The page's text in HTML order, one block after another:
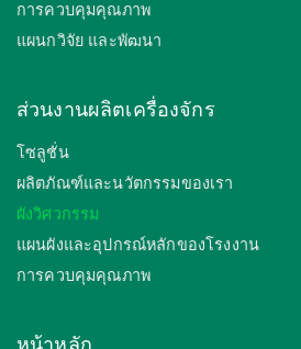
การควบคุมคุณภาพ
แผนกวิจัย และพัฒนา
ส่วนงานผลิตเครื่องจักร
โซลูชั่น
ผลิตภัณฑ์และนวัตกรรมของเรา
ผังวิศวกรรม
แผนผังและอุปกรณ์หลักของโรงงาน
การควบคุมคุณภาพ